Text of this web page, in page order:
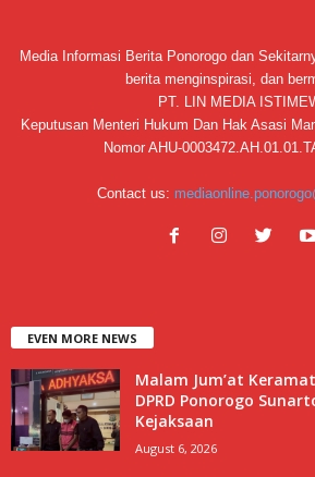
Media Informasi Berita Ponorogo dan
berita menginspirasi, dan
PT. LIN MEDIA
Keputusan Menteri Hukum Dan Hak Asasi
Nomor AHU-
Contact us:
EVEN MORE NEWS
Malam Jum’at
DPRD Ponorogo
Kejaksaan
August 6, 2026